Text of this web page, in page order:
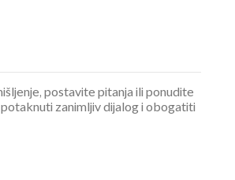
postavite pitanja ili ponudite
zanimljiv dijalog i obogatiti